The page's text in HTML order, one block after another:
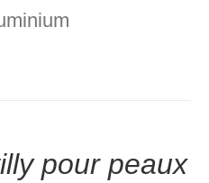
pour peaux